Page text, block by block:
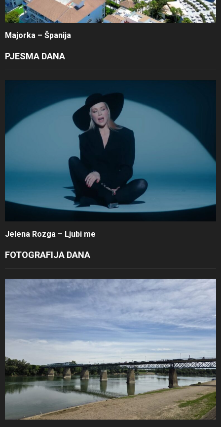
Majorka – Španija
PJESMA DANA
Jelena Rozga – Ljubi me
FOTOGRAFIJA DANA